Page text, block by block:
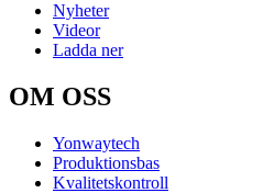
Nyheter
Videor
Ladda ner
OM OSS
Yonwaytech
Produktionsbas
Kvalitetskontroll